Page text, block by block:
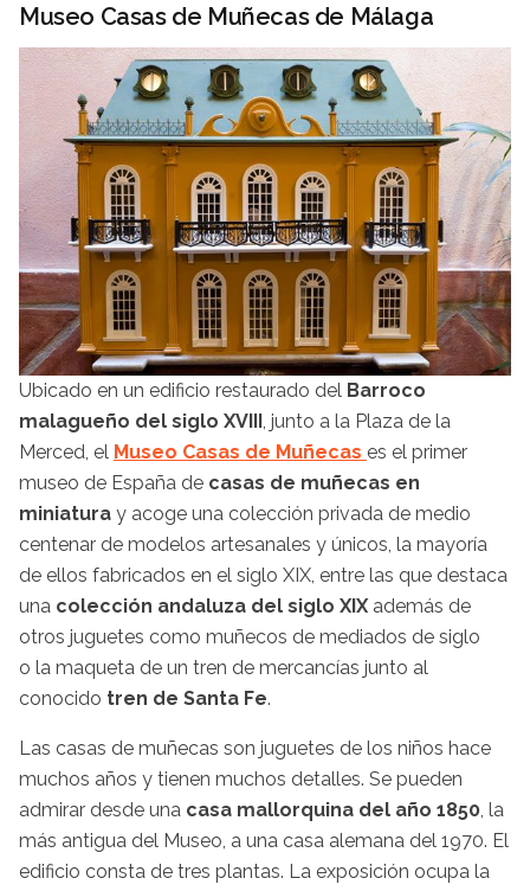
Museo Casas de Muñecas de Málaga
Ubicado en un edificio restaurado del Barroco
malagueño del siglo XVIII , junto a la Plaza de la
Merced, el Museo Casas de Muñecas es el primer
museo de España de casas de muñecas en
miniatura y acoge una colección privada de medio
centenar de modelos artesanales y únicos, la mayoría
de ellos fabricados en el siglo XIX, entre las que destaca
una colección andaluza del siglo XIX además de
otros juguetes como muñecos de mediados de siglo
o la maqueta de un tren de mercancías junto al
conocido tren de Santa Fe.
Las casas de muñecas son juguetes de los niños hace
muchos años y tienen muchos detalles. Se pueden
admirar desde una casa mallorquina del año 1850, la
más antigua del Museo, a una casa alemana del 1970. El
edificio consta de tres plantas. La exposición ocupa la